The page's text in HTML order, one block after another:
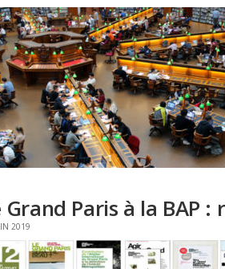
Grand Paris à la BAP :
2019